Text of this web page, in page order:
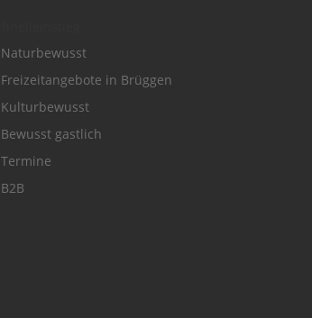
Naturbewusst
Freizeitangebote in Brüggen
Kulturbewusst
Bewusst gastlich
Termine
B2B